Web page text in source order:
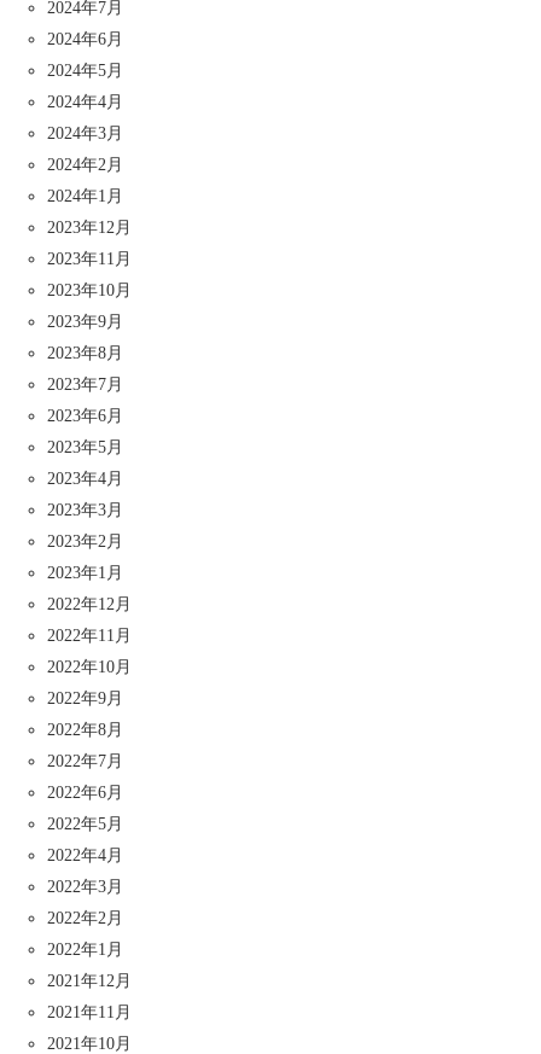
2024年7月
2024年6月
2024年5月
2024年4月
2024年3月
2024年2月
2024年1月
2023年12月
2023年11月
2023年10月
2023年9月
2023年8月
2023年7月
2023年6月
2023年5月
2023年4月
2023年3月
2023年2月
2023年1月
2022年12月
2022年11月
2022年10月
2022年9月
2022年8月
2022年7月
2022年6月
2022年5月
2022年4月
2022年3月
2022年2月
2022年1月
2021年12月
2021年11月
2021年10月